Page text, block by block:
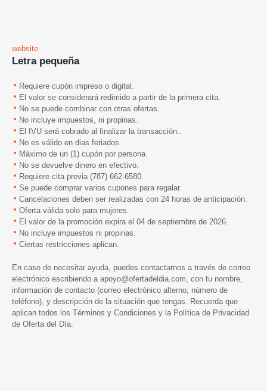
website
Letra pequeña
Requiere cupón impreso o digital.
El valor se considerará redimido a partir de la primera cita.
No se puede combinar con otras ofertas.
No incluye impuestos, ni propinas.
El IVU será cobrado al finalizar la transacción..
No es válido en dias feriados.
Máximo de un (1) cupón por persona.
No se devuelve dinero en efectivo.
Requiere cita previa (787) 662-6580.
Se puede comprar varios cupones para regalar.
Cancelaciones deben ser realizadas con 24 horas de anticipación.
Oferta válida solo para mujeres.
El valor de la promoción expira el 04 de septiembre de 2026.
No incluye impuestos ni propinas.
Ciertas restricciones aplican.
En caso de necesitar ayuda, puedes contactarnos a través de correo
electrónico escribiendo a apoyo@ofertadeldia.com , con tu nombre,
información de contacto (correo electrónico alterno, número de
teléfono), y descripción de la situación que tengas. Recuerda que
aplican todos los Términos y Condiciones y la Política de Privacidad
de Oferta del Día.